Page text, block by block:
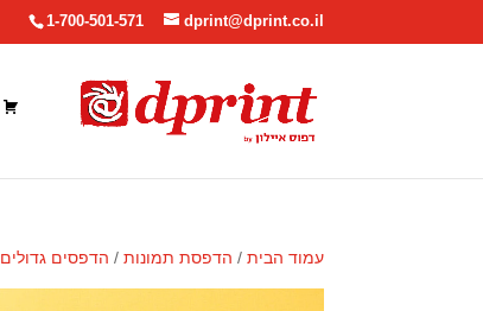
1-700-501-571 dprint@dprint.co.il
עמוד הבית / הדפסת תמונות / הדפסים גדולים